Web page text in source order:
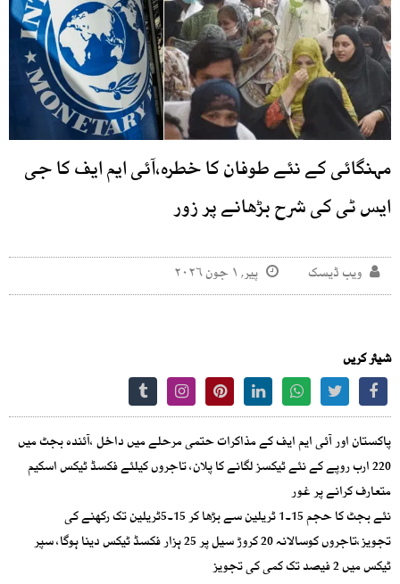
مہنگائی کے نئے طوفان کا خطرہ،آئی ایم ایف کا جی
ایس ٹی کی شرح بڑھانے پر زور
ویب ڈیسک پیر, ۱ جون ۲۰۲۶
شیئر کریں
پاکستان اور آئی ایم ایف کے مذاکرات حتمی مرحلے میں داخل ،آئندہ بجٹ میں
220 ارب روپے کے نئے ٹیکسز لگانے کا پلان، تاجروں کیلئے فکسڈ ٹیکس اسکیم
متعارف کرانے پر غور
نئے بجٹ کا حجم 15۔1 ٹریلین سے بڑھا کر 15۔5ٹریلین تک رکھنے کی
تجویز،تاجروں کوسالانہ 20 کروڑ سیل پر 25 ہزار فکسڈ ٹیکس دینا ہوگا، سپر
ٹیکس میں 2 فیصد تک کمی کی تجویز